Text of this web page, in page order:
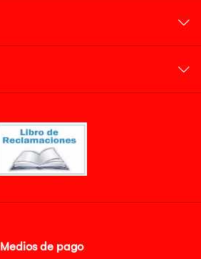
Medios de pago